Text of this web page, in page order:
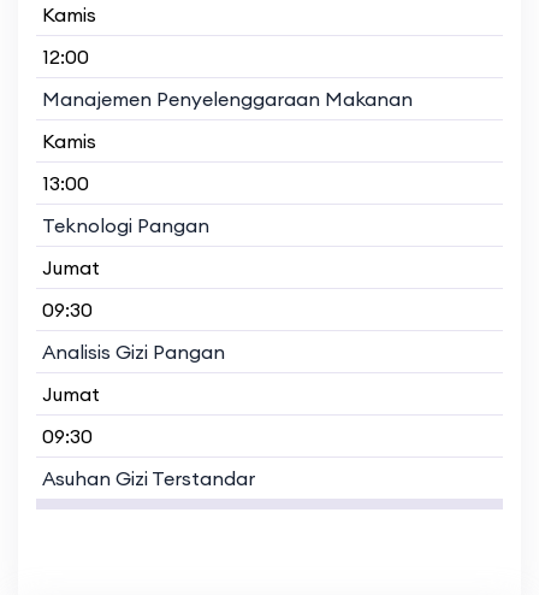
Kamis
12:00
Manajemen Penyelenggaraan Makanan
Kamis
13:00
Teknologi Pangan
Jumat
09:30
Analisis Gizi Pangan
Jumat
09:30
Asuhan Gizi Terstandar